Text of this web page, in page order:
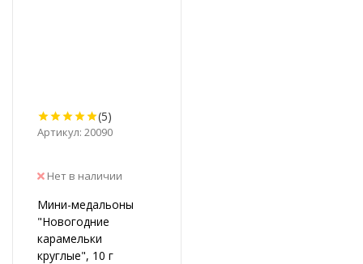
(5)
Артикул: 20090
Нет в наличии
Мини-медальоны
"Новогодние
карамельки
круглые", 10 г